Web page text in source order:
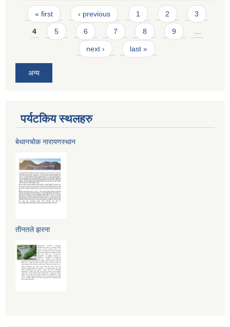
Pages
« first ‹ previous 1 2 3
4 5 6 7 8 9 …
next › last »
अन्य
पर्यटकिय स्थलहरु
बेथानचोक नारायणस्थान
तीनतले झरना